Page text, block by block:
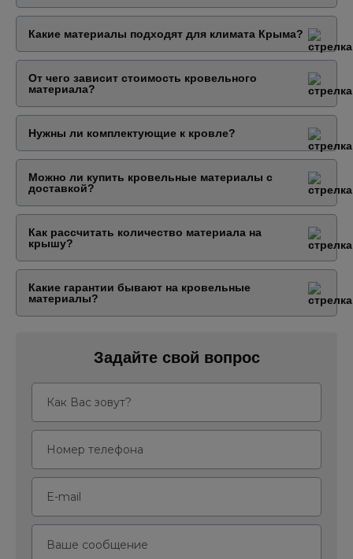
Какие материалы подходят для климата Крыма?
От чего зависит стоимость кровельного
материала?
Нужны ли комплектующие к кровле?
Можно ли купить кровельные материалы с
доставкой?
Как рассчитать количество материала на
крышу?
Какие гарантии бывают на кровельные
материалы?
Задайте свой вопрос